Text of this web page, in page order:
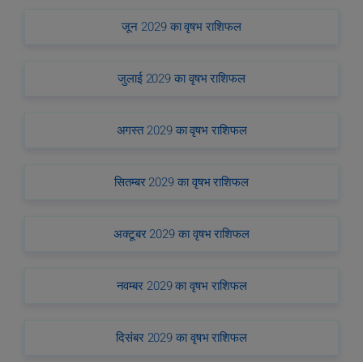
जून 2029 का वृषभ राशिफल
जुलाई 2029 का वृषभ राशिफल
अगस्त 2029 का वृषभ राशिफल
सितम्बर 2029 का वृषभ राशिफल
अक्टूबर 2029 का वृषभ राशिफल
नवम्बर 2029 का वृषभ राशिफल
दिसंबर 2029 का वृषभ राशिफल